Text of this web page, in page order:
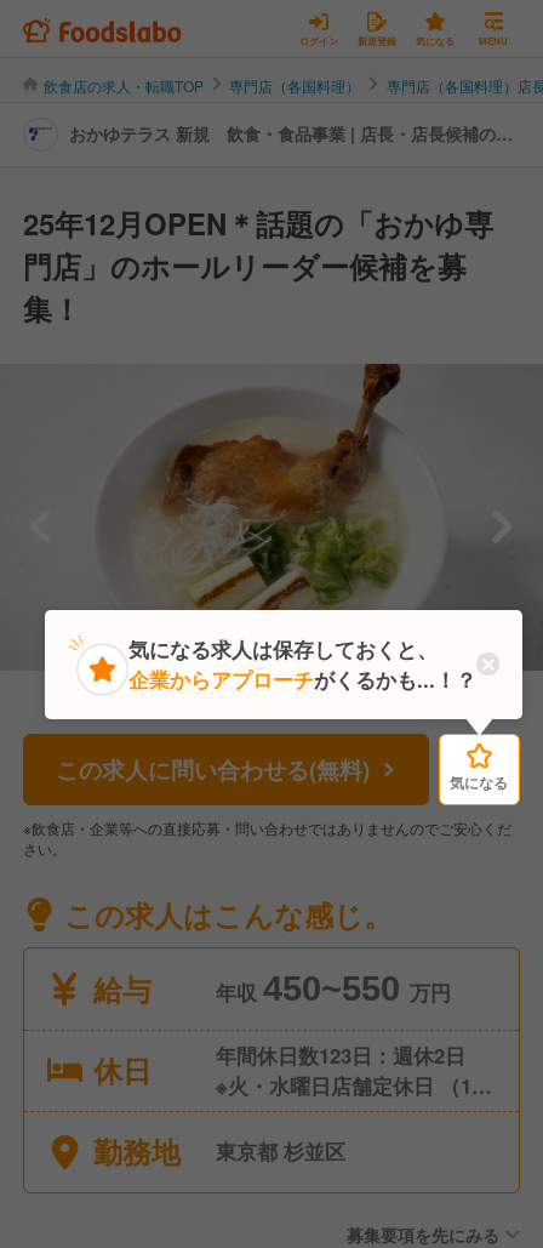
ログイン 新規登録 気になる MENU
飲食店の求人・転職TOP 専門店（各国料理） 専門店（各国料理）店
おかゆテラス 新規 飲食・食品事業 | 店長・店長候補の転
25年12月OPEN＊話題の「おかゆ専
門店」のホールリーダー候補を募
集！
この求人に問い合わせる(無料) 気になる
※飲食店・企業等への直接応募・問い合わせではありませんのでご安心くだ
さい。
この求人はこんな感じ。
給与
年収 450~550 万円
休日
年間休日数123日：週休2日
※火・水曜日店舗定休日 （117
日および夏季3日、冬季3日）
年間有給休暇：10日～20日
勤務地 東京都 杉並区
募集要項を先にみる
気になる
気になる求人は保存しておくと、
企業からアプローチがくるかも...！？